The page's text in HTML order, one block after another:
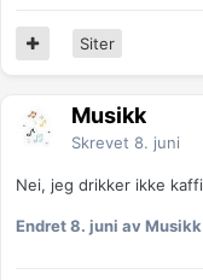
Siter
Musikk
Skrevet 8. juni
Nei, jeg drikker ikke kaffi
Endret8. juni av Musikk